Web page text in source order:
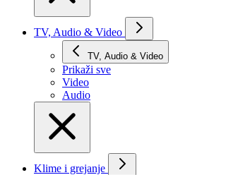
TV, Audio & Video
TV, Audio & Video
Prikaži svе
Video
Audio
Klime i grejanje